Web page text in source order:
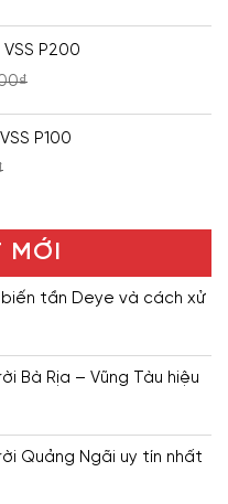
P200
₫
P100
MỚI
tần Deye và cách xử
Bà Rịa – Vũng Tàu hiệu
Quảng Ngãi uy tín nhất